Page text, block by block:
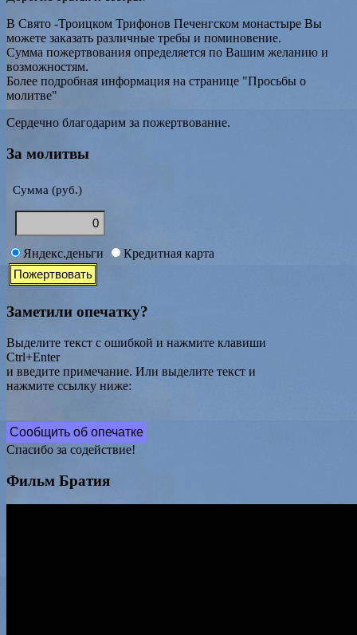
В Свято -Троицком Трифонов Печенгском монастыре Вы
можете заказать различные требы и поминовение.
Сумма пожертвования определяется по Вашим желанию и
возможностям.
Более подробная информация на странице "Просьбы о
молитве"
Сердечно благодарим за пожертвование.
За молитвы
Сумма (руб.)
Яндекс.деньги Кредитная карта
Заметили опечатку?
Выделите текст с ошибкой и нажмите клавиши
Ctrl+Enter
и введите примечание. Или выделите текст и
нажмите ссылку ниже:
Сообщить об опечатке
Спасибо за содействие!
Фильм Братия